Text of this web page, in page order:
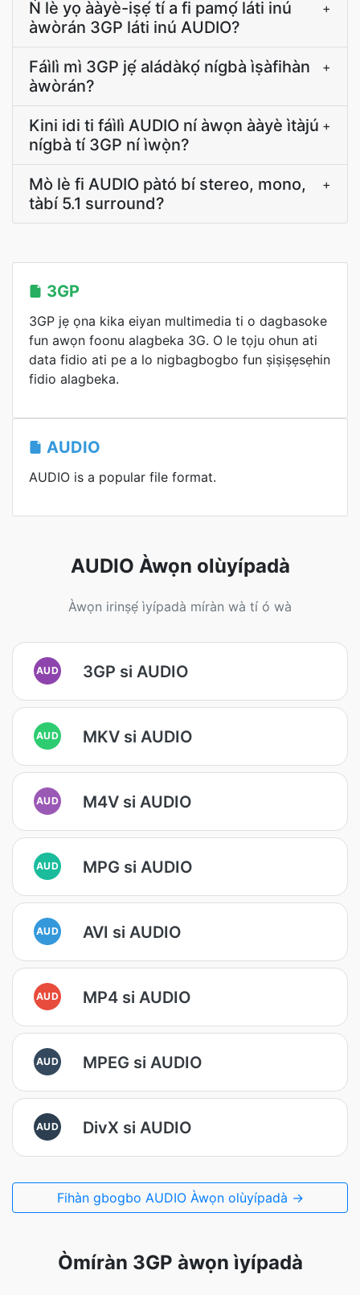
Ń lè yọ ààyè-iṣẹ́ tí a fi pamọ́ láti inú
àwòrán 3GP láti inú AUDIO?
+
Fáìlì mì 3GP jẹ́ aládàkọ́ nígbà ìṣàfihàn
àwòrán?
+
Kini idi ti fáìlì AUDIO ní àwọn ààyè ìtàjú
nígbà tí 3GP ní ìwọ̀n?
+
Mò lè fi AUDIO pàtó bí stereo, mono,
tàbí 5.1 surround?
+
3GP
3GP jẹ ọna kika eiyan multimedia ti o dagbasoke
fun awọn foonu alagbeka 3G. O le tọju ohun ati
data fidio ati pe a lo nigbagbogbo fun ṣiṣiṣẹsẹhin
fidio alagbeka.
AUDIO
AUDIO is a popular file format.
AUDIO Àwọn olùyípadà
Àwọn irinṣẹ́ ìyípadà míràn wà tí ó wà
AUD 3GP si AUDIO
AUD MKV si AUDIO
AUD M4V si AUDIO
AUD MPG si AUDIO
AUD AVI si AUDIO
AUD MP4 si AUDIO
AUD MPEG si AUDIO
AUD DivX si AUDIO
Fihàn gbogbo AUDIO Àwọn olùyípadà →
Òmíràn 3GP àwọn ìyípadà